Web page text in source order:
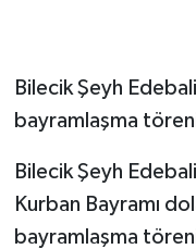
Bilecik Şeyh
bayramlaşma
Bilecik Şeyh
Kurban Bayramı
bayramlaşma
Flaş Haber
Gayrimenkul
GENEL